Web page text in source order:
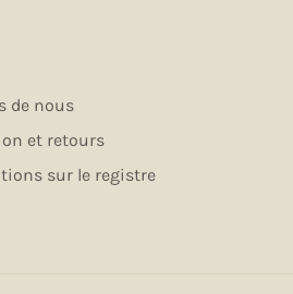
de nous
et retours
sur le registre